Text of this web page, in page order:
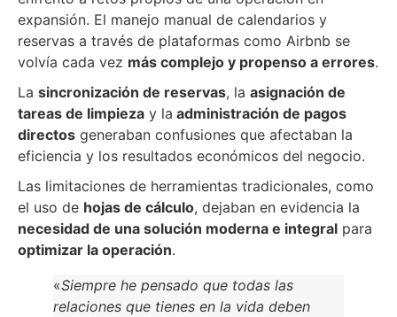
expansión. El manejo manual de calendarios y
reservas a través de plataformas como Airbnb se
volvía cada vez más complejo y propenso a errores.
La sincronización de reservas, la asignación de
tareas de limpieza y la administración de pagos
directos generaban confusiones que afectaban la
eficiencia y los resultados económicos del negocio.
Las limitaciones de herramientas tradicionales, como
el uso de hojas de cálculo, dejaban en evidencia la
necesidad de una solución moderna e integral para
optimizar la operación.
«Siempre he pensado que todas las
relaciones que tienes en la vida deben